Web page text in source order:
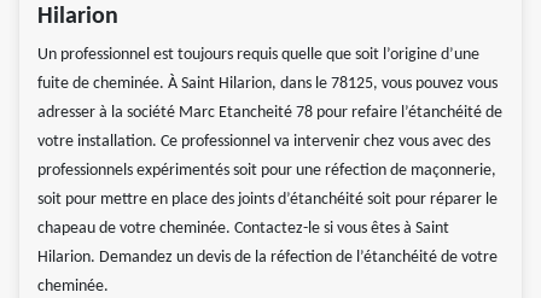
Hilarion
Un professionnel est toujours requis quelle que soit l’origine d’une
fuite de cheminée. À Saint Hilarion, dans le 78125, vous pouvez vous
adresser à la société Marc Etancheité 78 pour refaire l’étanchéité de
votre installation. Ce professionnel va intervenir chez vous avec des
professionnels expérimentés soit pour une réfection de maçonnerie,
soit pour mettre en place des joints d’étanchéité soit pour réparer le
chapeau de votre cheminée. Contactez-le si vous êtes à Saint
Hilarion. Demandez un devis de la réfection de l’étanchéité de votre
cheminée.